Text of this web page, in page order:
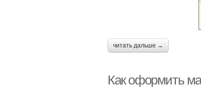
читать дальше →
Как оформить